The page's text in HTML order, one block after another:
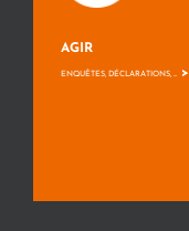
AGIR
ENQUÊTES, DÉCLARATIONS, ... >